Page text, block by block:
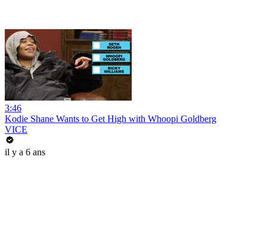
3:46
Kodie Shane Wants to Get High with Whoopi Goldberg
VICE
il y a 6 ans